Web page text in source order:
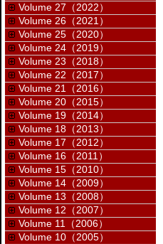
Volume 27（2022）
Volume 26（2021）
Volume 25（2020）
Volume 24（2019）
Volume 23（2018）
Volume 22（2017）
Volume 21（2016）
Volume 20（2015）
Volume 19（2014）
Volume 18（2013）
Volume 17（2012）
Volume 16（2011）
Volume 15（2010）
Volume 14（2009）
Volume 13（2008）
Volume 12（2007）
Volume 11（2006）
Volume 10（2005）